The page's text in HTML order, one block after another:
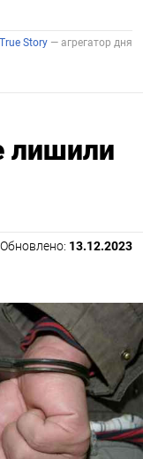
лишили
Обновлено: 13.12.2023